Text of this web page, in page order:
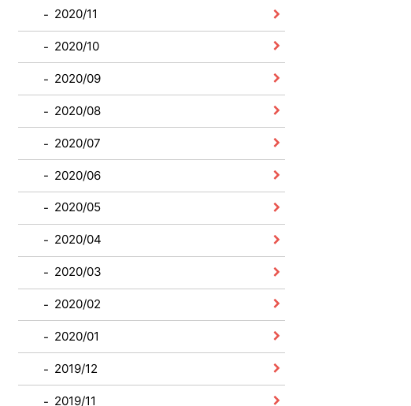
2020/11
2020/10
2020/09
2020/08
2020/07
2020/06
2020/05
2020/04
2020/03
2020/02
2020/01
2019/12
2019/11